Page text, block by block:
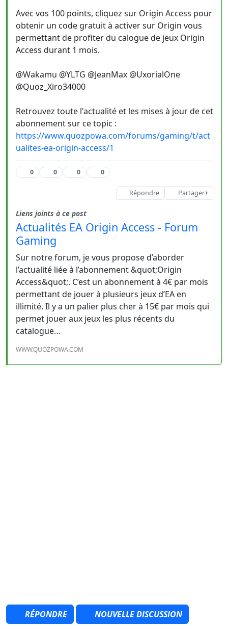
Avec vos 100 points, cliquez sur Origin Access pour
obtenir un code gratuit à activer sur Origin vous
permettant de profiter du calogue de jeux Origin
Access durant 1 mois.
@Wakamu @YLTG @JeanMax @UxorialOne
@Quoz_Xiro34000
Retrouvez toute l'actualité et les mises à jour de cet
abonnement sur ce topic :
https://www.quozpowa.com/forums/gaming/t/act
ualites-ea-origin-access/1
0 0 0 0
Répondre Partager
Liens joints à ce post
Actualités EA Origin Access - Forum
Gaming
Sur notre forum, je vous propose d’aborder
l’actualité liée à l’abonnement &quot;Origin
Access&quot;. C’est un abonnement à 4€ par mois
permettant de jouer à plusieurs jeux d’EA en
illimité. Il y a un palier plus cher à 15€ par mois qui
permet jouer aux jeux les plus récents du
catalogue…
WWW.QUOZPOWA.COM
RÉPONDRE NOUVELLE DISCUSSION